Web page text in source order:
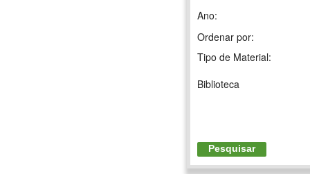
Ano:
Ordenar por:
Tipo de Material:
Biblioteca
Pesquisar